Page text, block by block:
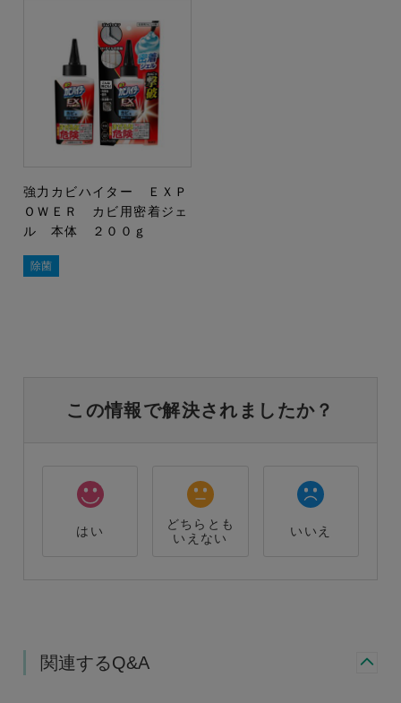
強力カビハイター ＥＸＰ
ＯＷＥＲ カビ用密着ジェ
ル 本体 ２００ｇ
除菌
この情報で解決されましたか？
はい
どちらとも
いえない
いいえ
関連するQ&A